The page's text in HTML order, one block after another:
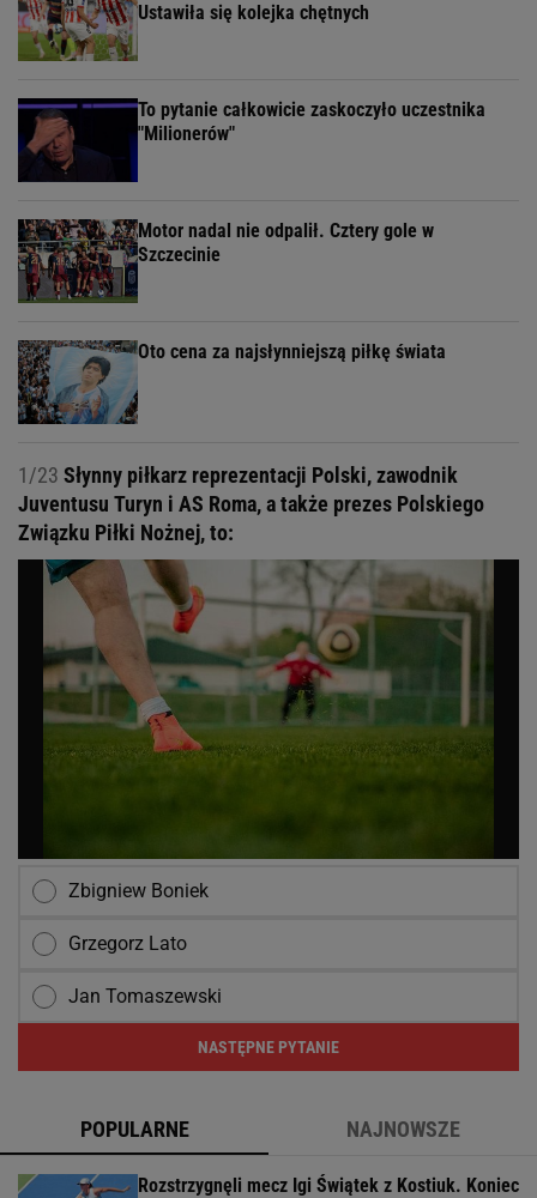
Ustawiła się kolejka chętnych
To pytanie całkowicie zaskoczyło uczestnika
"Milionerów"
Motor nadal nie odpalił. Cztery gole w
Szczecinie
Oto cena za najsłynniejszą piłkę świata
1/23 Słynny piłkarz reprezentacji Polski, zawodnik
Juventusu Turyn i AS Roma, a także prezes Polskiego
Związku Piłki Nożnej, to:
Zbigniew Boniek
Grzegorz Lato
Jan Tomaszewski
NASTĘPNE PYTANIE
POPULARNE NAJNOWSZE
Rozstrzygnęli mecz Igi Świątek z Kostiuk. Koniec